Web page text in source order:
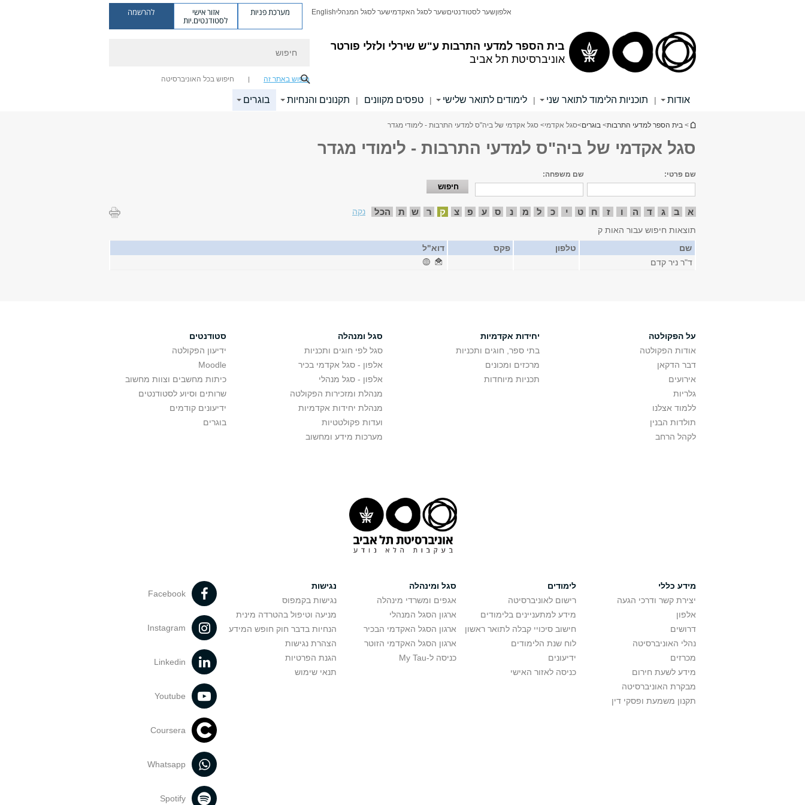
בית הספר למדעי התרבות ע"ש שירלי ולזלי פורטר
אוניברסיטת תל אביב
אלפוןשער לסטודנטיםשער לסגל האקדמישער לסגל המנהליEnglish מערכת פניות אזור אישי
לסטודנטים.יות
להרשמה
חיפוש באתר זה חיפוש בכל האוניברסיטה
אודות | תוכניות הלימוד לתואר שני | לימודים לתואר שלישי | טפסים מקוונים | תקנונים והנחיות בוגרים
הינך נמצא כאן
> בית הספר למדעי התרבות> בוגרים>סגל אקדמי> סגל אקדמי של ביה"ס למדעי התרבות - לימודי מגדר
סגל אקדמי של ביה"ס למדעי התרבות - לימודי מגדר
שם פרטי: שם משפחה:
א ב ג ד ה ו ז ח ט י כ ל מ נ ס ע פ צ ק ר ש ת הכל
נקה
תוצאות חיפוש עבור האות ק
שם
טלפון פקס
דוא"ל
ד"ר ניר קדם
על הפקולטה
אודות הפקולטה
דבר הדקאן
אירועים
גלריות
ללמוד אצלנו
תולדות הבנין
לקהל הרחב
יחידות אקדמיות
בתי ספר, חוגים ותכניות
מרכזים ומכונים
תכניות מיוחדות
סגל ומנהלה
סגל לפי חוגים ותכניות
אלפון - סגל אקדמי בכיר
אלפון - סגל מנהלי
מנהלת ומזכירות הפקולטה
מנהלת יחידות אקדמיות
ועדות פקולטטיות
מערכות מידע ומחשוב
סטודנטים
ידיעון הפקולטה
Moodle
כיתות מחשבים וצוות מחשוב
שרותים וסיוע לסטודנטים
ידיעונים קודמים
בוגרים
מידע כללי
יצירת קשר ודרכי הגעה
אלפון
דרושים
נהלי האוניברסיטה
מכרזים
מידע לשעת חירום
מבקרת האוניברסיטה
תקנון משמעת ופסקי דין
לימודים
רישום לאוניברסיטה
מידע למתעניינים בלימודים
חישוב סיכויי קבלה לתואר ראשון
לוח שנת הלימודים
ידיעונים
כניסה לאזור האישי
סגל ומינהלה
אגפים ומשרדי מינהלה
ארגון הסגל המנהלי
ארגון הסגל האקדמי הבכיר
ארגון הסגל האקדמי הזוטר
כניסה ל-My Tau
נגישות
נגישות בקמפוס
מניעה וטיפול בהטרדה מינית
הנחיות בדבר חוק חופש המידע
הצהרת נגישות
הגנת הפרטיות
תנאי שימוש
Facebook
Instagram
Linkedin
Youtube
Coursera
Whatsapp
Spotify